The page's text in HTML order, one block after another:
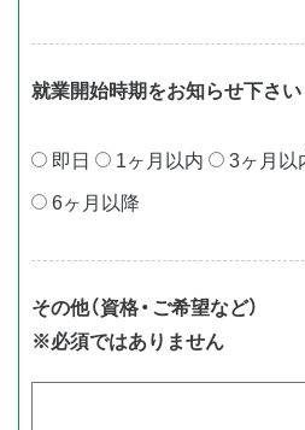
就業開始時期をお知らせ下さい
即⽇ 1ヶ⽉以内 3ヶ⽉以
6ヶ⽉以降
その他（資格・ご希望など）
※必須ではありません